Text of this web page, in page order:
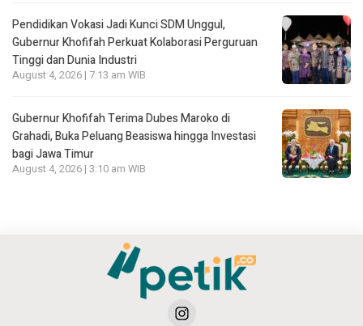
Pendidikan Vokasi Jadi Kunci SDM Unggul,
Gubernur Khofifah Perkuat Kolaborasi Perguruan
Tinggi dan Dunia Industri
August 4, 2026 | 7:13 am WIB
Gubernur Khofifah Terima Dubes Maroko di
Grahadi, Buka Peluang Beasiswa hingga Investasi
bagi Jawa Timur
August 4, 2026 | 3:10 am WIB